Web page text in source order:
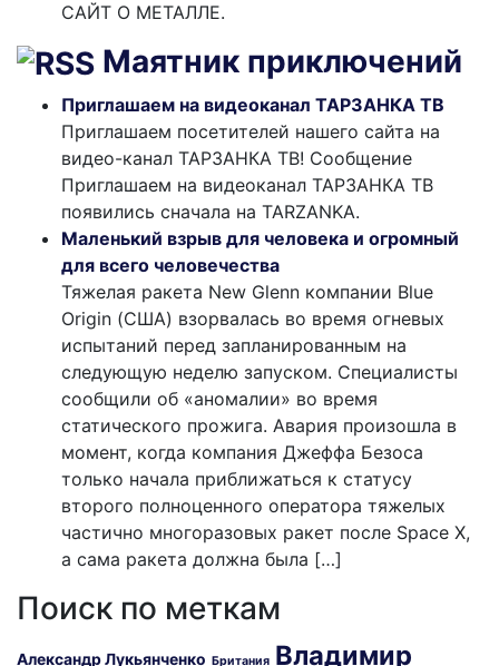
САЙТ О МЕТАЛЛЕ.
Маятник приключений
Приглашаем на видеоканал ТАРЗАНКА ТВ
Приглашаем посетителей нашего сайта на
видео-канал ТАРЗАНКА ТВ! Сообщение
Приглашаем на видеоканал ТАРЗАНКА ТВ
появились сначала на TARZANKA.
Маленький взрыв для человека и огромный
для всего человечества
Тяжелая ракета New Glenn компании Blue
Origin (США) взорвалась во время огневых
испытаний перед запланированным на
следующую неделю запуском. Специалисты
сообщили об «аномалии» во время
статического прожига. Авария произошла в
момент, когда компания Джеффа Безоса
только начала приближаться к статусу
второго полноценного оператора тяжелых
частично многоразовых ракет после Space X,
а сама ракета должна была […]
Поиск по меткам
Александр Лукьянченко Британия Владимир